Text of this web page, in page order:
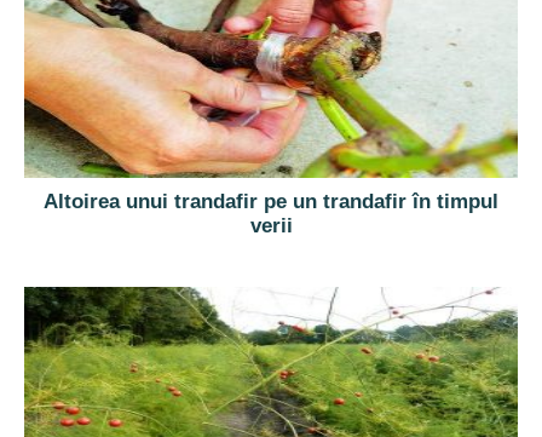
Altoirea unui trandafir pe un trandafir în timpul
verii